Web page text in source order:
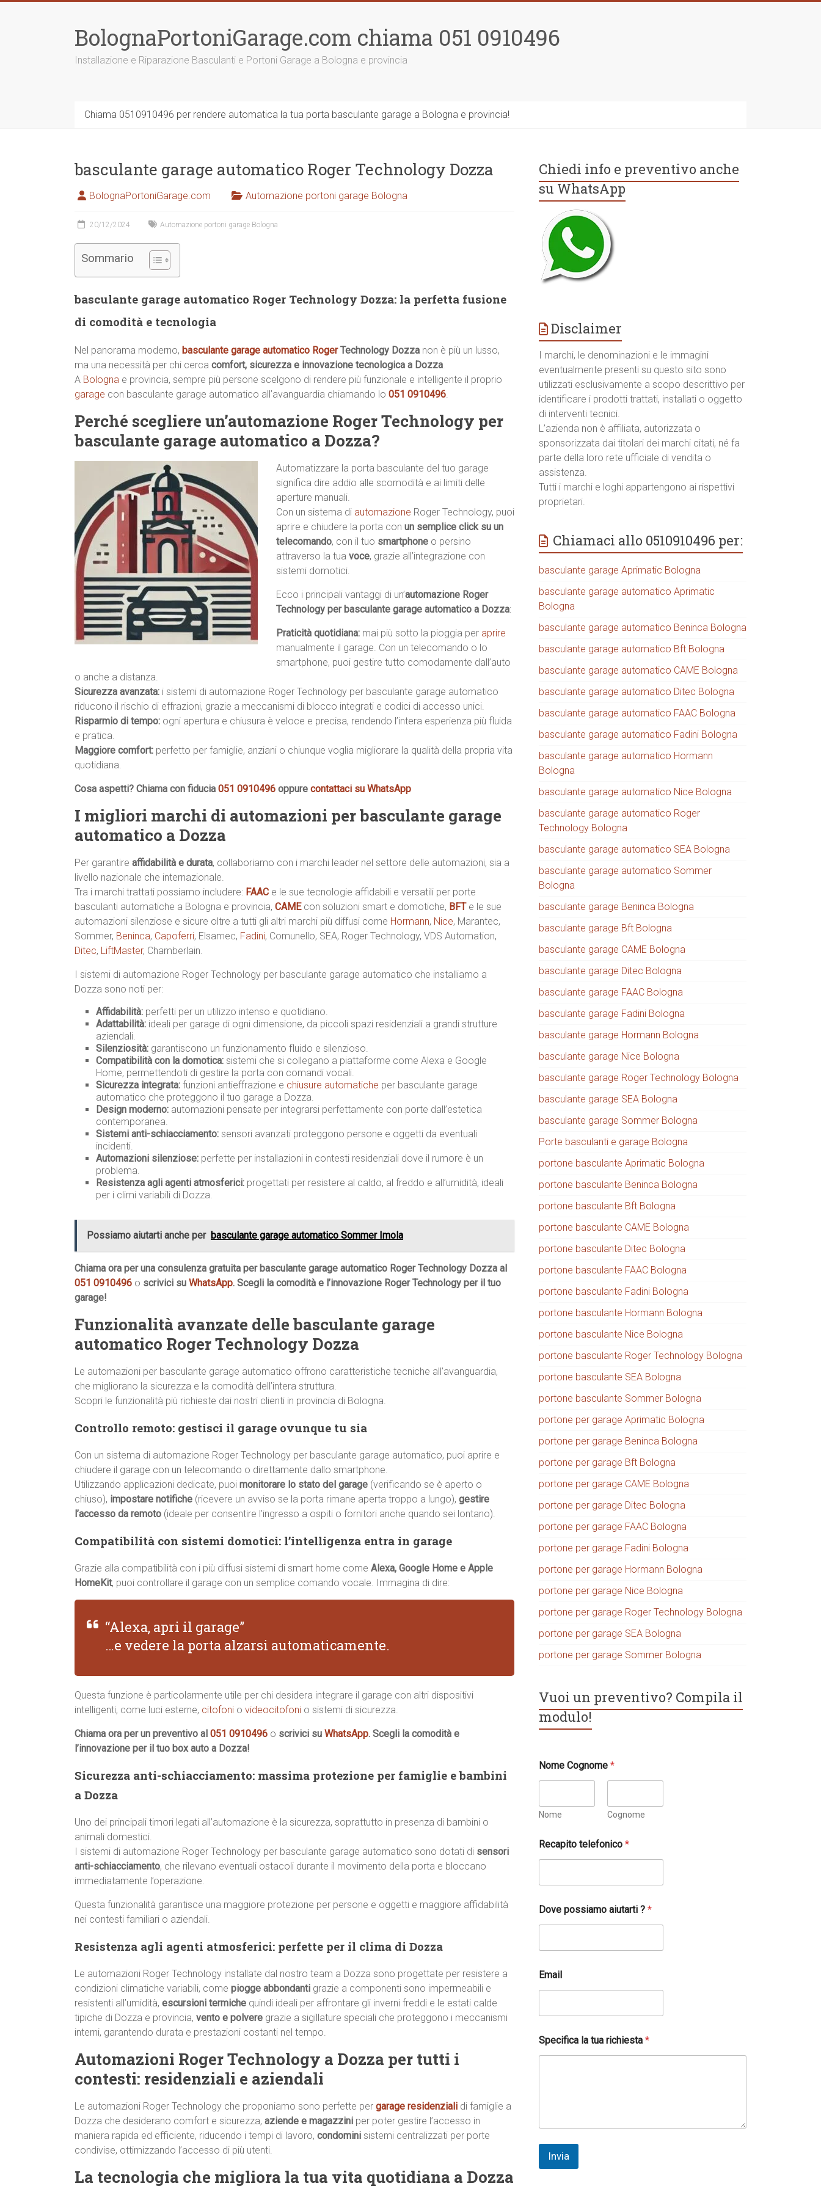
BolognaPortoniGarage.com chiama 051 0910496
Installazione e Riparazione Basculanti e Portoni Garage a Bologna e provincia
Chiama 0510910496 per rendere automatica la tua porta basculante garage a Bologna e provincia!
basculante garage automatico Roger Technology Dozza
BolognaPortoniGarage.com Automazione portoni garage Bologna
20/12/2024 Automazione portoni garage Bologna
Sommario
basculante garage automatico Roger Technology Dozza: la perfetta fusione
di comodità e tecnologia
Nel panorama moderno, basculante garage automatico RogerTechnology Dozza non è più un lusso,
ma una necessità per chi cerca comfort, sicurezza e innovazione tecnologica a Dozza.
A Bologna e provincia, sempre più persone scelgono di rendere più funzionale e intelligente il proprio
garage con basculante garage automatico all’avanguardia chiamando lo 051 0910496.
Perché scegliere un’automazione Roger Technology per
basculante garage automatico a Dozza?
Automatizzare la porta basculante del tuo garage
significa dire addio alle scomodità e ai limiti delle
aperture manuali.
Con un sistema di automazione Roger Technology, puoi
aprire e chiudere la porta con un semplice click su un
telecomando, con il tuo smartphone o persino
attraverso la tua voce, grazie all’integrazione con
sistemi domotici.
Ecco i principali vantaggi di un’automazione Roger
Technology per basculante garage automatico a Dozza:
Praticità quotidiana: mai più sotto la pioggia per aprire
manualmente il garage. Con un telecomando o lo
smartphone, puoi gestire tutto comodamente dall’auto
o anche a distanza.
Sicurezza avanzata: i sistemi di automazione Roger Technology per basculante garage automatico
riducono il rischio di effrazioni, grazie a meccanismi di blocco integrati e codici di accesso unici.
Risparmio di tempo: ogni apertura e chiusura è veloce e precisa, rendendo l’intera esperienza più fluida
e pratica.
Maggiore comfort: perfetto per famiglie, anziani o chiunque voglia migliorare la qualità della propria vita
quotidiana.
Cosa aspetti? Chiama con fiducia 051 0910496 oppure contattaci su WhatsApp
I migliori marchi di automazioni per basculante garage
automatico a Dozza
Per garantire affidabilità e durata, collaboriamo con i marchi leader nel settore delle automazioni, sia a
livello nazionale che internazionale.
Tra i marchi trattati possiamo includere: FAAC e le sue tecnologie affidabili e versatili per porte
basculanti automatiche a Bologna e provincia, CAME con soluzioni smart e domotiche, BFT e le sue
automazioni silenziose e sicure oltre a tutti gli altri marchi più diffusi come Hormann, Nice, Marantec,
Sommer, Beninca, Capoferri, Elsamec, Fadini, Comunello, SEA, Roger Technology, VDS Automation,
Ditec, LiftMaster, Chamberlain.
I sistemi di automazione Roger Technology per basculante garage automatico che installiamo a
Dozza sono noti per:
Affidabilità: perfetti per un utilizzo intenso e quotidiano.
Adattabilità: ideali per garage di ogni dimensione, da piccoli spazi residenziali a grandi strutture
aziendali.
Silenziosità: garantiscono un funzionamento fluido e silenzioso.
Compatibilità con la domotica: sistemi che si collegano a piattaforme come Alexa e Google
Home, permettendoti di gestire la porta con comandi vocali.
Sicurezza integrata: funzioni antieffrazione e chiusure automatiche per basculante garage
automatico che proteggono il tuo garage a Dozza.
Design moderno: automazioni pensate per integrarsi perfettamente con porte dall’estetica
contemporanea.
Sistemi anti-schiacciamento: sensori avanzati proteggono persone e oggetti da eventuali
incidenti.
Automazioni silenziose: perfette per installazioni in contesti residenziali dove il rumore è un
problema.
Resistenza agli agenti atmosferici: progettati per resistere al caldo, al freddo e all’umidità, ideali
per i climi variabili di Dozza.
Possiamo aiutarti anche per basculante garage automatico Sommer Imola
Chiama ora per una consulenza gratuita per basculante garage automatico Roger Technology Dozza al
051 0910496 o scrivici su WhatsApp. Scegli la comodità e l’innovazione Roger Technology per il tuo
garage!
Funzionalità avanzate delle basculante garage
automatico Roger Technology Dozza
Le automazioni per basculante garage automatico offrono caratteristiche tecniche all’avanguardia,
che migliorano la sicurezza e la comodità dell’intera struttura.
Scopri le funzionalità più richieste dai nostri clienti in provincia di Bologna.
Controllo remoto: gestisci il garage ovunque tu sia
Con un sistema di automazione Roger Technology per basculante garage automatico, puoi aprire e
chiudere il garage con un telecomando o direttamente dallo smartphone.
Utilizzando applicazioni dedicate, puoi monitorare lo stato del garage (verificando se è aperto o
chiuso), impostare notifiche (ricevere un avviso se la porta rimane aperta troppo a lungo), gestire
l’accesso da remoto (ideale per consentire l’ingresso a ospiti o fornitori anche quando sei lontano).
Compatibilità con sistemi domotici: l’intelligenza entra in garage
Grazie alla compatibilità con i più diffusi sistemi di smart home come Alexa, Google Home e Apple
HomeKit, puoi controllare il garage con un semplice comando vocale. Immagina di dire:
“Alexa, apri il garage”
…e vedere la porta alzarsi automaticamente.
Questa funzione è particolarmente utile per chi desidera integrare il garage con altri dispositivi
intelligenti, come luci esterne, citofoni o videocitofoni o sistemi di sicurezza.
Chiama ora per un preventivo al 051 0910496 o scrivici su WhatsApp. Scegli la comodità e
l’innovazione per il tuo box auto a Dozza!
Sicurezza anti-schiacciamento: massima protezione per famiglie e bambini
a Dozza
Uno dei principali timori legati all’automazione è la sicurezza, soprattutto in presenza di bambini o
animali domestici.
I sistemi di automazione Roger Technology per basculante garage automatico sono dotati di sensori
anti-schiacciamento, che rilevano eventuali ostacoli durante il movimento della porta e bloccano
immediatamente l’operazione.
Questa funzionalità garantisce una maggiore protezione per persone e oggetti e maggiore affidabilità
nei contesti familiari o aziendali.
Resistenza agli agenti atmosferici: perfette per il clima di Dozza
Le automazioni Roger Technology installate dal nostro team a Dozza sono progettate per resistere a
condizioni climatiche variabili, come piogge abbondanti grazie a componenti sono impermeabili e
resistenti all’umidità, escursioni termiche quindi ideali per affrontare gli inverni freddi e le estati calde
tipiche di Dozza e provincia, vento e polvere grazie a sigillature speciali che proteggono i meccanismi
interni, garantendo durata e prestazioni costanti nel tempo.
Automazioni Roger Technology a Dozza per tutti i
contesti: residenziali e aziendali
Le automazioni Roger Technology che proponiamo sono perfette per garage residenziali di famiglie a
Dozza che desiderano comfort e sicurezza, aziende e magazzini per poter gestire l’accesso in
maniera rapida ed efficiente, riducendo i tempi di lavoro, condomini sistemi centralizzati per porte
condivise, ottimizzando l’accesso di più utenti.
La tecnologia che migliora la tua vita quotidiana a Dozza
Chiedi info e preventivo anche
su WhatsApp
Disclaimer
I marchi, le denominazioni e le immagini
eventualmente presenti su questo sito sono
utilizzati esclusivamente a scopo descrittivo per
identificare i prodotti trattati, installati o oggetto
di interventi tecnici.
L’azienda non è affiliata, autorizzata o
sponsorizzata dai titolari dei marchi citati, né fa
parte della loro rete ufficiale di vendita o
assistenza.
Tutti i marchi e loghi appartengono ai rispettivi
proprietari.
Chiamaci allo 0510910496 per:
basculante garage Aprimatic Bologna
basculante garage automatico Aprimatic
Bologna
basculante garage automatico Beninca Bologna
basculante garage automatico Bft Bologna
basculante garage automatico CAME Bologna
basculante garage automatico Ditec Bologna
basculante garage automatico FAAC Bologna
basculante garage automatico Fadini Bologna
basculante garage automatico Hormann
Bologna
basculante garage automatico Nice Bologna
basculante garage automatico Roger
Technology Bologna
basculante garage automatico SEA Bologna
basculante garage automatico Sommer
Bologna
basculante garage Beninca Bologna
basculante garage Bft Bologna
basculante garage CAME Bologna
basculante garage Ditec Bologna
basculante garage FAAC Bologna
basculante garage Fadini Bologna
basculante garage Hormann Bologna
basculante garage Nice Bologna
basculante garage Roger Technology Bologna
basculante garage SEA Bologna
basculante garage Sommer Bologna
Porte basculanti e garage Bologna
portone basculante Aprimatic Bologna
portone basculante Beninca Bologna
portone basculante Bft Bologna
portone basculante CAME Bologna
portone basculante Ditec Bologna
portone basculante FAAC Bologna
portone basculante Fadini Bologna
portone basculante Hormann Bologna
portone basculante Nice Bologna
portone basculante Roger Technology Bologna
portone basculante SEA Bologna
portone basculante Sommer Bologna
portone per garage Aprimatic Bologna
portone per garage Beninca Bologna
portone per garage Bft Bologna
portone per garage CAME Bologna
portone per garage Ditec Bologna
portone per garage FAAC Bologna
portone per garage Fadini Bologna
portone per garage Hormann Bologna
portone per garage Nice Bologna
portone per garage Roger Technology Bologna
portone per garage SEA Bologna
portone per garage Sommer Bologna
Vuoi un preventivo? Compila il
modulo!
Nome Cognome*
Nome Cognome
o
g
o
e
D
o
e
e
i
c
Recapito telefonico*
Dove possiamo aiutarti ?*
Email
Specifica la tua richiesta*
Invia